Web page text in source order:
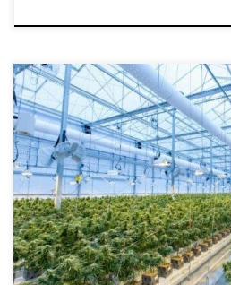
Najlepsza gleba do uprawy
podłożach gleba jest naprawdę
marihuany? Koniecznie czytaj dalej,
gleba wypada w porównaniu z innymi
przejdziemy do najlepszych rodzajów
gleba będzie dla Ciebie najlepszym